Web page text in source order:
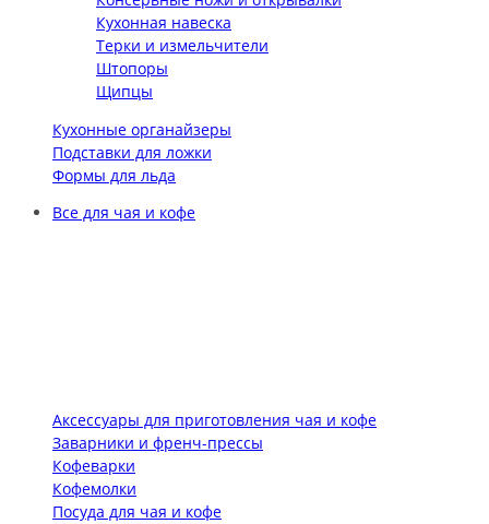
Кухонная навеска
Терки и измельчители
Штопоры
Щипцы
Кухонные органайзеры
Подставки для ложки
Формы для льда
Все для чая и кофе
Аксессуары для приготовления чая и кофе
Заварники и френч-прессы
Кофеварки
Кофемолки
Посуда для чая и кофе